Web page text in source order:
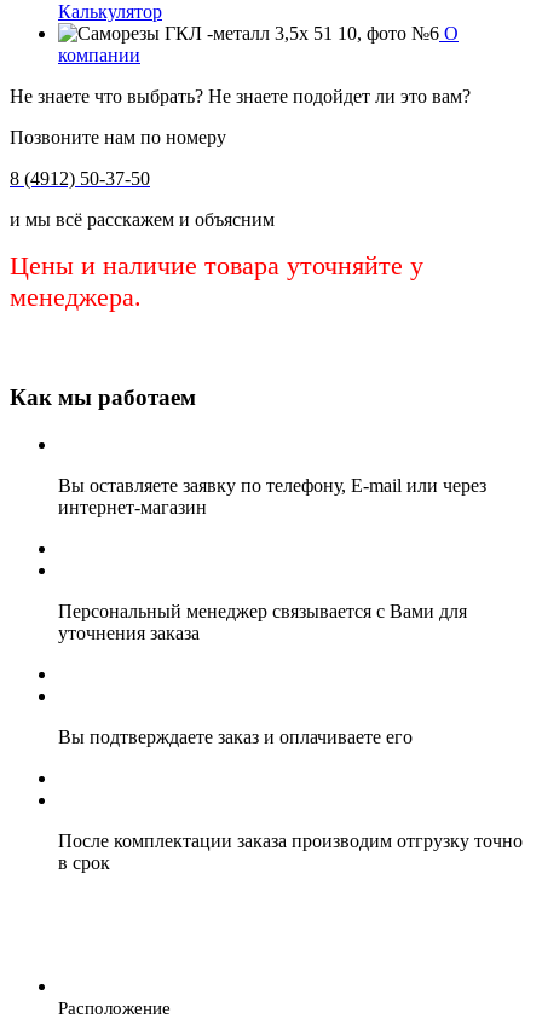
Калькулятор
О
компании
Не знаете что выбрать? Не знаете подойдет ли это вам?
Позвоните нам по номеру
8 (4912) 50-37-50
и мы всё расскажем и объясним
Цены и наличие товара уточняйте у
менеджера.
Как мы работаем
Вы оставляете заявку по телефону, E-mail или через
интернет-магазин
Персональный менеджер связывается с Вами для
уточнения заказа
Вы подтверждаете заказ и оплачиваете его
После комплектации заказа производим отгрузку точно
в срок
Расположение